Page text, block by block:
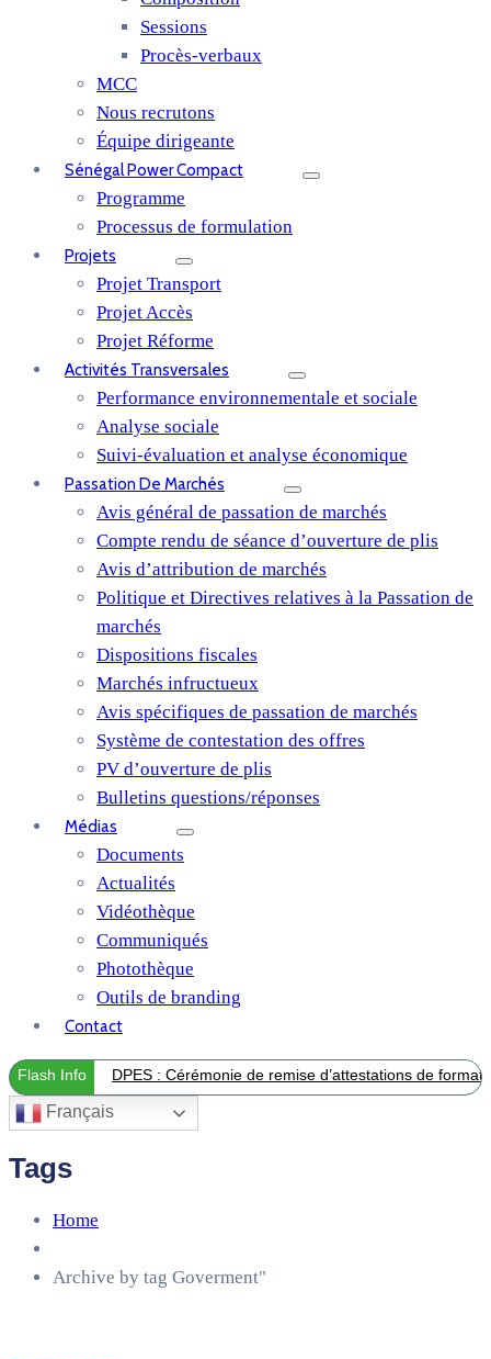
Sessions
Procès-verbaux
MCC
Nous recrutons
Équipe dirigeante
Sénégal Power Compact
Programme
Processus de formulation
Projets
Projet Transport
Projet Accès
Projet Réforme
Activités Transversales
Performance environnementale et sociale
Analyse sociale
Suivi-évaluation et analyse économique
Passation De Marchés
Avis général de passation de marchés
Compte rendu de séance d’ouverture de plis
Avis d’attribution de marchés
Politique et Directives relatives à la Passation de
marchés
Dispositions fiscales
Marchés infructueux
Avis spécifiques de passation de marchés
Système de contestation des offres
PV d’ouverture de plis
Bulletins questions/réponses
Médias
Documents
Actualités
Vidéothèque
Communiqués
Photothèque
Outils de branding
Contact
Flash Info DPES : Cérémonie de remise d’attestations de
Français
Tags
Home
Archive by tag Goverment"